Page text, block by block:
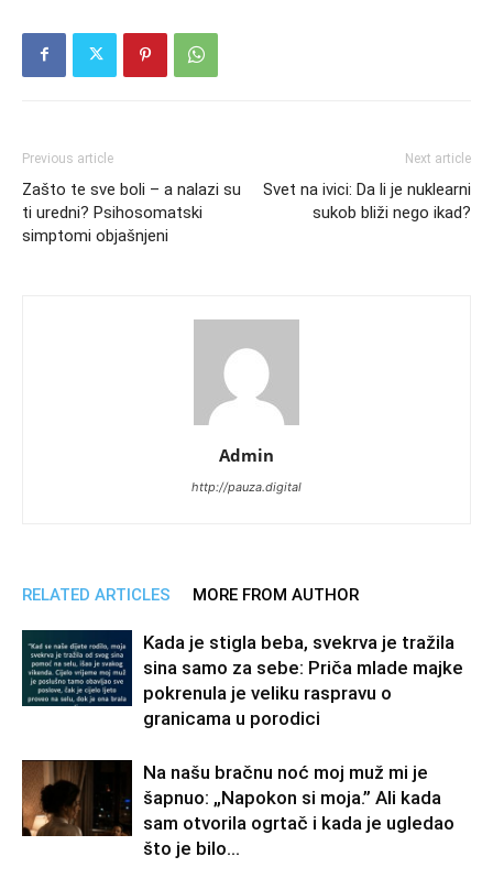
Previous article
Zašto te sve boli – a nalazi su
ti uredni? Psihosomatski
simptomi objašnjeni
Next article
Svet na ivici: Da li je nuklearni
sukob bliži nego ikad?
Admin
http://pauza.digital
RELATED ARTICLES MORE FROM AUTHOR
Kada je stigla beba, svekrva je tražila
sina samo za sebe: Priča mlade majke
pokrenula je veliku raspravu o
granicama u porodici
Na našu bračnu noć moj muž mi je
šapnuo: „Napokon si moja.” Ali kada
sam otvorila ogrtač i kada je ugledao
što je bilo...